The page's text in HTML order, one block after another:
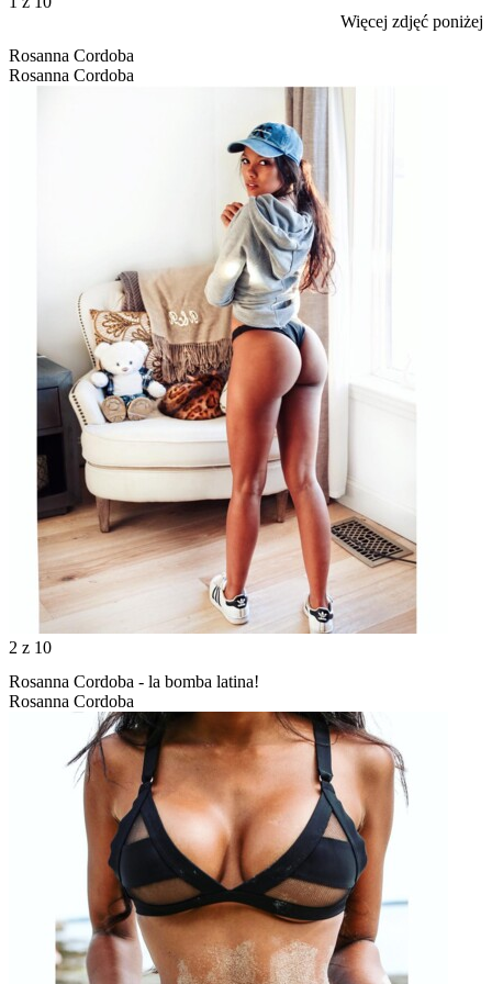
Więcej zdjęć poniżej
Rosanna Cordoba
Rosanna Cordoba
2 z 10
Rosanna Cordoba - la bomba latina!
Rosanna Cordoba